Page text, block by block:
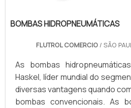
BOMBAS HIDROPNEUMÁTICAS
FLUTROL COMERCIO / SÃO
As bombas
Haskel, líder mundial do
diversas vantagens quando
bombas convencionais. As